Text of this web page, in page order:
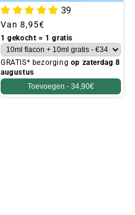
39
Gebruikelijke
prijs
Van 8,95€
1 gekocht = 1 gratis
GRATIS* bezorging op zaterdag 8
augustus
Toevoegen - 34,90€